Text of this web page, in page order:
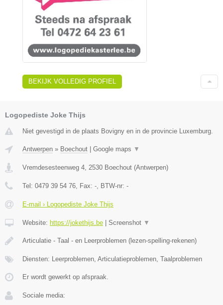
BEKIJK VOLLEDIG PROFIEL
Logopediste Joke Thijs
Niet gevestigd in de plaats Bovigny en in de provincie Luxemburg.
Antwerpen » Boechout Google maps ▼
Vremdesesteenweg 4, 2530 Boechout (Antwerpen)
Tel: 0479 39 54 76, Fax: -, BTW-nr: -
E-mail › Logopediste Joke Thijs
Website: https://jokethijs.be Screenshot ▼
Articulatie - Taal - en Leerproblemen (lezen-spelling-rekenen)
Diensten: Leerproblemen, Articulatieproblemen, Taalproblemen
Er wordt gewerkt op afspraak.
Sociale media: